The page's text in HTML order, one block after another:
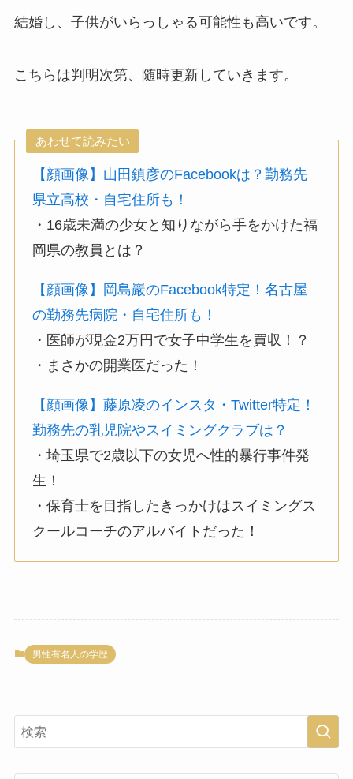
結婚し、子供がいらっしゃる可能性も高いです。
こちらは判明次第、随時更新していきます。
あわせて読みたい
【顔画像】山田鎮彦のFacebookは？勤務先
県立高校・自宅住所も！
・16歳未満の少女と知りながら手をかけた福
岡県の教員とは？
【顔画像】岡島巖のFacebook特定！名古屋
の勤務先病院・自宅住所も！
・医師が現金2万円で女子中学生を買収！？
・まさかの開業医だった！
【顔画像】藤原凌のインスタ・Twitter特定！
勤務先の乳児院やスイミングクラブは？
・埼玉県で2歳以下の女児へ性的暴行事件発
生！
・保育士を目指したきっかけはスイミングス
クールコーチのアルバイトだった！
男性有名人の学歴